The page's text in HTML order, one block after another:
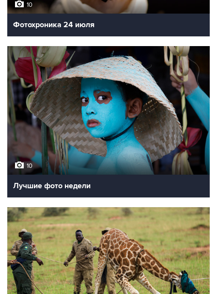
10
Фотохроника 24 июля
10
Лучшие фото недели